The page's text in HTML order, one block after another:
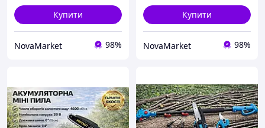
Купити
NovaMarket 98%
Купити
NovaMarket 98%